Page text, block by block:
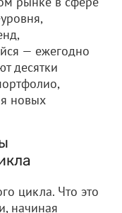
— ежегодно
десятки
новых
цикла. Что это
начиная